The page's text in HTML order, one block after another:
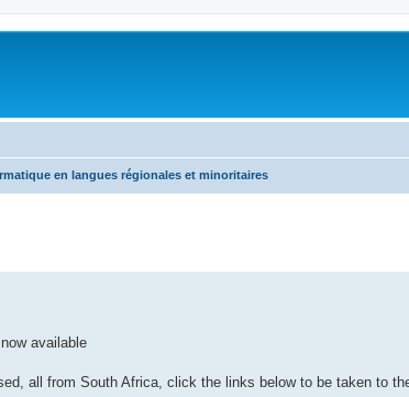
en langues régionales et minoritaires
available
all from South Africa, click the links below to be taken to